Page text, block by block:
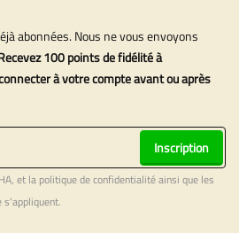
abonnées. Nous ne vous envoyons
100 points de fidélité à
à votre compte avant ou après
Inscription
et la politique de confidentialitéainsi que les
s'appliquent.